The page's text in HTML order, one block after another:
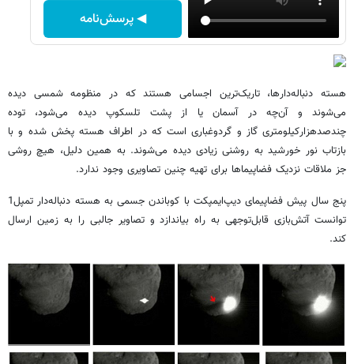
◀ پرسش‌نامه
هسته دنباله‌دارها، تاریک‌ترین اجسامی هستند که در منظومه شمسی دیده
می‌شوند و آن‌چه در آسمان یا از پشت تلسکوپ دیده می‌شود، توده
چندصدهزارکیلومتری گاز و گردوغباری است که در اطراف هسته پخش شده و با
بازتاب نور خورشید به روشنی زیادی دیده می‌شوند. به همین دلیل، هیچ روشی
جز ملاقات نزدیک فضاپیماها برای تهیه چنین تصاویری وجود ندارد.
پنج سال پیش فضاپیمای دیپ‌ایمپکت با کوباندن جسمی به هسته دنباله‌دار تمپل1
توانست آتش‌بازی قابل‌توجهی به راه بیاندازد و تصاویر جالبی را به زمین ارسال
کند.